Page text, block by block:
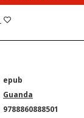
epub
Guanda
9788860888501